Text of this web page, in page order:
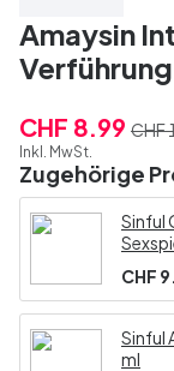
Amaysin
CHF 8.99 CHF
Inkl. MwSt.
Zugehörige
Sinful
CHF
Sinful
ml